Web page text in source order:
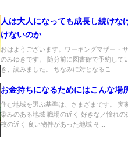
人は大人になっても成長し続けな
けないのか
おはようございます。ワーキングマザー・
のみゆきです。 随分前に図書館で予約して
き、読みました。 ちなみに対となるこ...
お金持ちになるためにはこんな場
住む地域を選ぶ基準は、さまざまです。 実
染みのある地域 職場の近く 好きな／憧れの
校の近く 良い物件があった地域 そ...